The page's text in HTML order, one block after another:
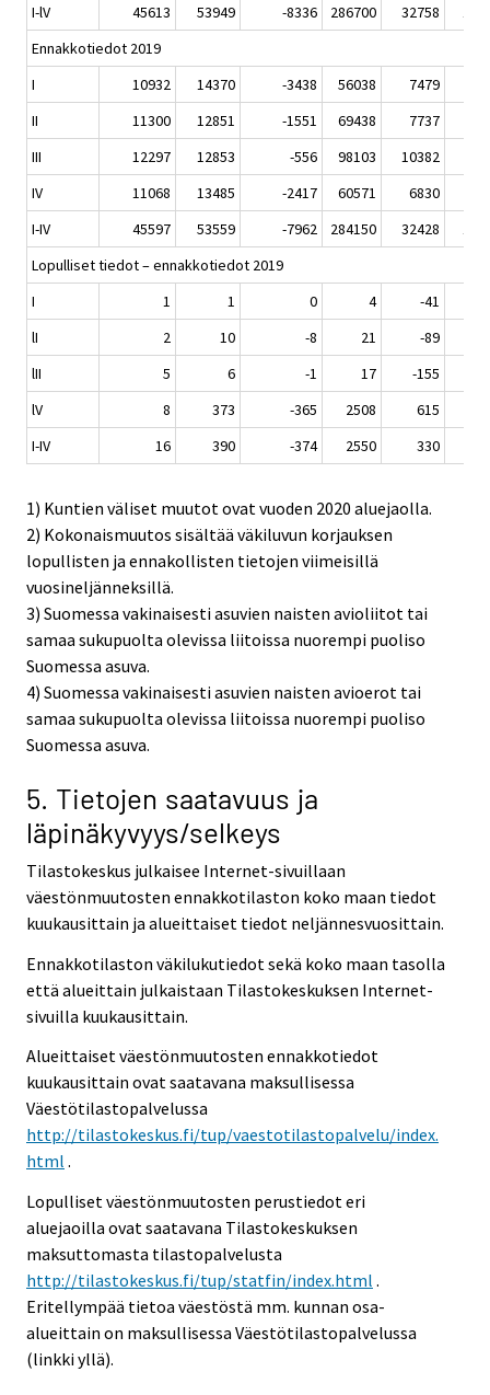
I-lV
45613 53949 -8336 286700 32758
Ennakkotiedot 2019
I
10932 14370 -3438 56038 7479
II
11300 12851 -1551 69438 7737
III
12297 12853 -556 98103 10382
IV
11068 13485 -2417 60571 6830
I-IV
45597 53559 -7962 284150 32428
Lopulliset tiedot – ennakkotiedot 2019
I
1 1 0 4 -41
lI
2 10 -8 21 -89
lII
5 6 -1 17 -155
lV
8 373 -365 2508 615
I-IV
16 390 -374 2550 330
1) Kuntien väliset muutot ovat vuoden 2020 aluejaolla.
2) Kokonaismuutos sisältää väkiluvun korjauksen
lopullisten ja ennakollisten tietojen viimeisillä
vuosineljänneksillä.
3) Suomessa vakinaisesti asuvien naisten avioliitot tai
samaa sukupuolta olevissa liitoissa nuorempi puoliso
Suomessa asuva.
4) Suomessa vakinaisesti asuvien naisten avioerot tai
samaa sukupuolta olevissa liitoissa nuorempi puoliso
Suomessa asuva.
5. Tietojen saatavuus ja
läpinäkyvyys/selkeys
Tilastokeskus julkaisee Internet-sivuillaan
väestönmuutosten ennakkotilaston koko maan tiedot
kuukausittain ja alueittaiset tiedot neljännesvuosittain.
Ennakkotilaston väkilukutiedot sekä koko maan tasolla
että alueittain julkaistaan Tilastokeskuksen Internet-
sivuilla kuukausittain.
Alueittaiset väestönmuutosten ennakkotiedot
kuukausittain ovat saatavana maksullisessa
Väestötilastopalvelussa
http://tilastokeskus.fi/tup/vaestotilastopalvelu/index.
html .
Lopulliset väestönmuutosten perustiedot eri
aluejaoilla ovat saatavana Tilastokeskuksen
maksuttomasta tilastopalvelusta
http://tilastokeskus.fi/tup/statfin/index.html .
Eritellympää tietoa väestöstä mm. kunnan osa-
alueittain on maksullisessa Väestötilastopalvelussa
(linkki yllä).